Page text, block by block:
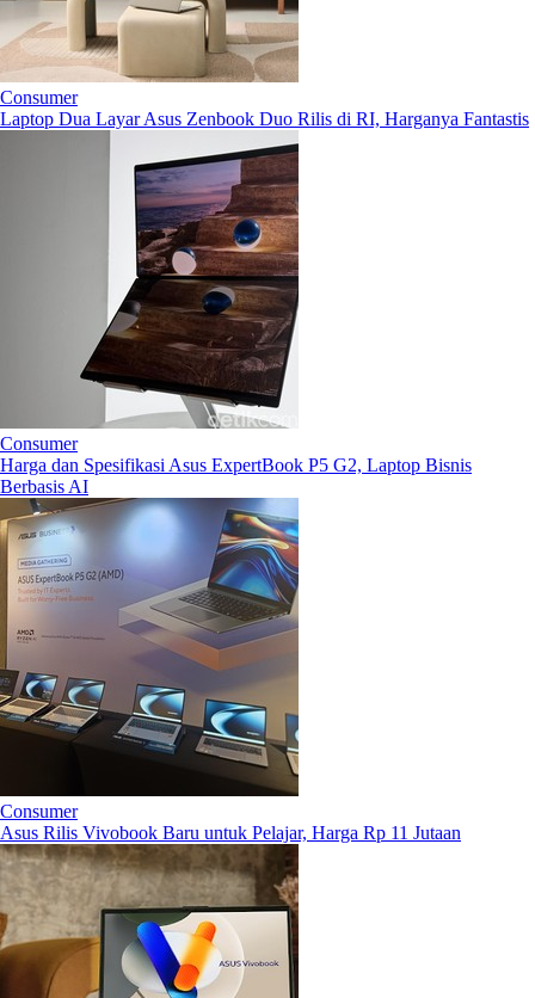
Consumer
Laptop Dua Layar Asus Zenbook Duo Rilis di RI, Harganya Fantastis
Consumer
Harga dan Spesifikasi Asus ExpertBook P5 G2, Laptop Bisnis
Berbasis AI
Consumer
Asus Rilis Vivobook Baru untuk Pelajar, Harga Rp 11 Jutaan